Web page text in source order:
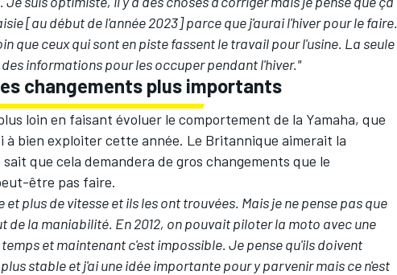
[au début de l'année 2023] parce que j'aurai l'hiver pour le faire.
que ceux qui sont en piste fassent le travail pour l'usine. La seule
informations pour les occuper pendant l'hiver."
changements plus importants
loin en faisant évoluer le comportement de la Yamaha, que
à bien exploiter cette année. Le Britannique aimerait la
que cela demandera de gros changements que le
être pas faire.
plus de vitesse et ils les ont trouvées. Mais je ne pense pas que
de la maniabilité. En 2012, on pouvait piloter la moto avec une
et maintenant c'est impossible. Je pense qu'ils doivent
stable et j'ai une idée importante pour y parvenir mais ce n'est